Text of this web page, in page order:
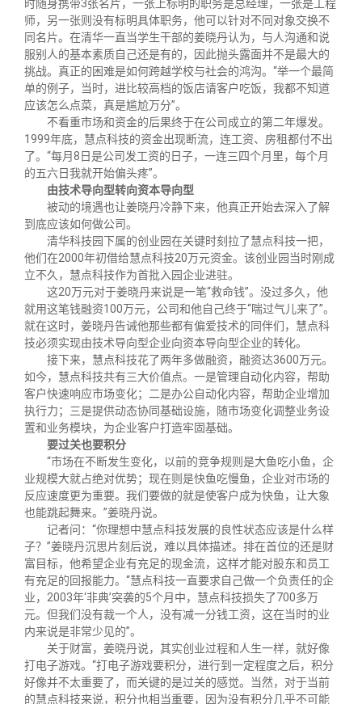
时随身携带3张名片，一张上标明的职务是总经理，一张是工程
师，另一张则没有标明具体职务，他可以针对不同对象交换不
同名片。在清华一直当学生干部的姜晓丹认为，与人沟通和说
服别人的基本素质自己还是有的，因此抛头露面并不是最大的
挑战。真正的困难是如何跨越学校与社会的鸿沟。“举一个最简
单的例子，当时，进比较高档的饭店请客户吃饭，我都不知道
应该怎么点菜，真是尴尬万分”。
不看重市场和资金的后果终于在公司成立的第二年爆发。
1999年底，慧点科技的资金出现断流，连工资、房租都付不出
了。“每月8 日是公司发工资的日子，一连三四个月里，每个月
的五六日我就开始偏头疼”。
由技术导向型转向资本导向型
被动的境遇也让姜晓丹冷静下来，他真正开始去深入了解
到底应该如何做公司。
清华科技园下属的创业园在关键时刻拉了慧点科技一把，
他们在2000年初借给慧点科技20万元资金。该创业园当时刚成
立不久，慧点科技作为首批入园企业进驻。
这20万元对于姜晓丹来说是一笔“救命钱”。没过多久，他
就用这笔钱融资100万元，公司和他自己终于“喘过气儿来了”。
就在这时，姜晓丹告诫他那些都有偏爱技术的同伴们，慧点科
技必须实现由技术导向型企业向资本导向型企业的转化。
接下来，慧点科技花了两年多做融资，融资达3600万元。
如今，慧点科技共有三大价值点。一是管理自动化内容，帮助
客户快速响应市场变化；二是办公自动化内容，帮助企业增加
执行力；三是提供动态协同基础设施，随市场变化调整业务设
置和业务模块，为企业客户打造牢固基础。
要过关也要积分
“市场在不断发生变化，以前的竞争规则是大鱼吃小鱼，企
业规模大就占绝对优势；现在则是快鱼吃慢鱼，企业对市场的
反应速度更为重要。我们要做的就是使客户成为快鱼，让大象
也能跳起舞来。”姜晓丹说。
记者问：“你理想中慧点科技发展的良性状态应该是什么样
子？”姜晓丹沉思片刻后说，难以具体描述。排在首位的还是财
富目标，他希望企业有充足的现金流，这样才能对股东和员工
有充足的回报能力。“慧点科技一直要求自己做一个负责任的企
业， 2003年‘非典’突袭的5个月中，慧点科技损失了700多万
元。但我们没有裁一个人，没有减一分钱工资，这在当时的业
内来说是非常少见的”。
关于财富，姜晓丹说，其实创业过程和人生一样，就好像
打电子游戏。“打电子游戏要积分，进行到一定程度之后，积分
好像并不太重要了，而关键的是过关的感觉。当然，对于当前
的慧点科技来说，积分也相当重要，因为没有积分几乎不可能